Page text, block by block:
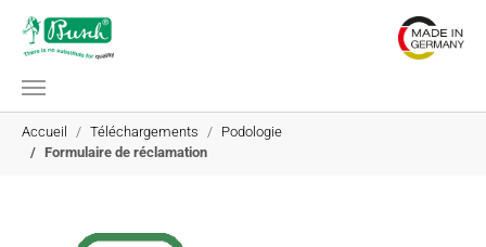
Aller au contenu principal
Vous êtes ici:
Accueil
Téléchargements
Podologie
Formulaire de réclamation